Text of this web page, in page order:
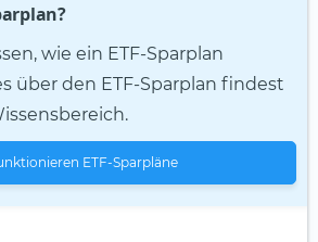
wie ein ETF-Sparplan
über den ETF-Sparplan findest
ETF-Sparpläne